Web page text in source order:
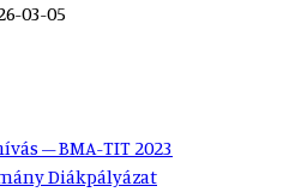
03-05
– BMA-TIT 2023
Diákpályázat